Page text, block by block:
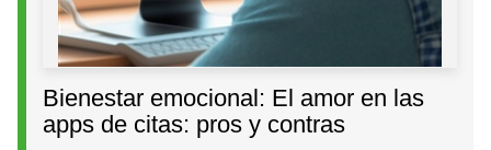
Bienestar emocional: El amor en las
apps de citas: pros y contras